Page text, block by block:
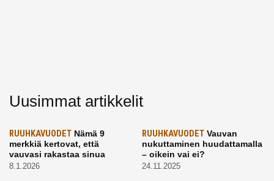
Uusimmat artikkelit
RUUHKAVUODET Nämä 9
merkkiä kertovat, että
vauvasi rakastaa sinua
8.1.2026
RUUHKAVUODETVauvan
nukuttaminen huudattamalla
– oikein vai ei?
24.11.2025